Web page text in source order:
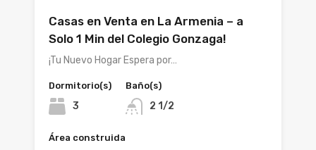
Casas en Venta en La Armenia – a
Solo 1 Min del Colegio Gonzaga!
¡Tu Nuevo Hogar Espera por…
Dormitorio(s)
3
Baño(s)
2 1/2
Área construida